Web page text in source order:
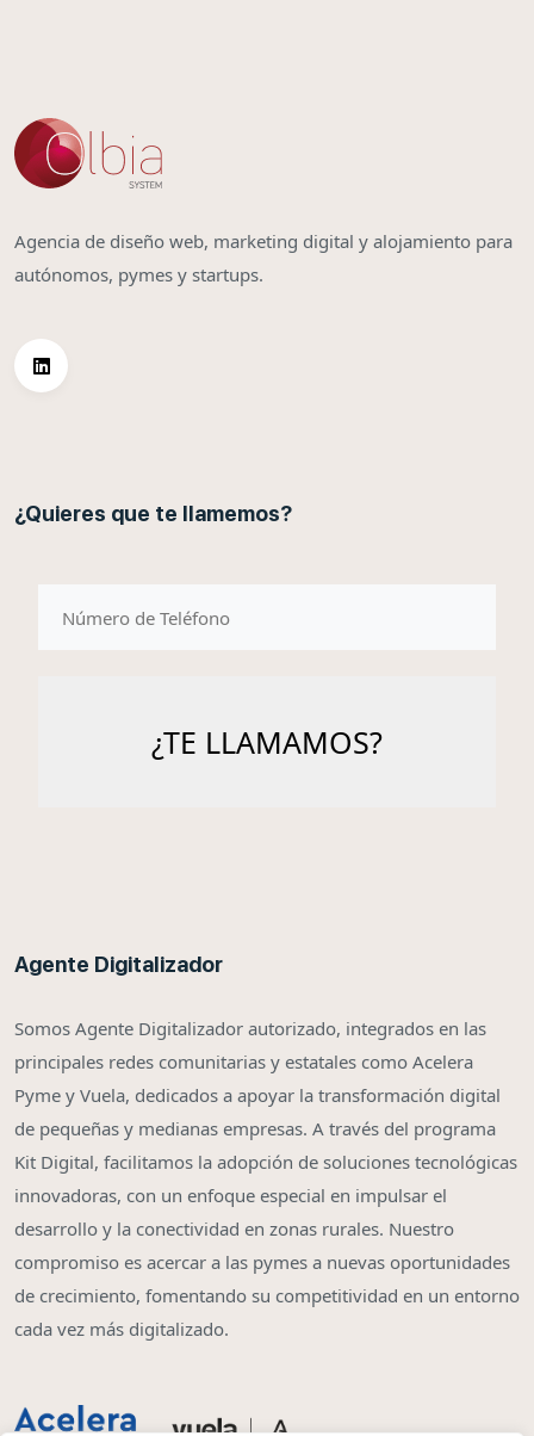
Agencia de diseño web, marketing digital y alojamiento para
autónomos, pymes y startups.
¿Quieres que te llamemos?
Agente Digitalizador
Somos Agente Digitalizador autorizado, integrados en las
principales redes comunitarias y estatales como Acelera
Pyme y Vuela, dedicados a apoyar la transformación digital
de pequeñas y medianas empresas. A través del programa
Kit Digital, facilitamos la adopción de soluciones tecnológicas
innovadoras, con un enfoque especial en impulsar el
desarrollo y la conectividad en zonas rurales. Nuestro
compromiso es acercar a las pymes a nuevas oportunidades
de crecimiento, fomentando su competitividad en un entorno
cada vez más digitalizado.